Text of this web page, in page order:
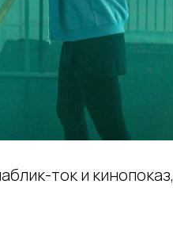
ток и кинопоказ,